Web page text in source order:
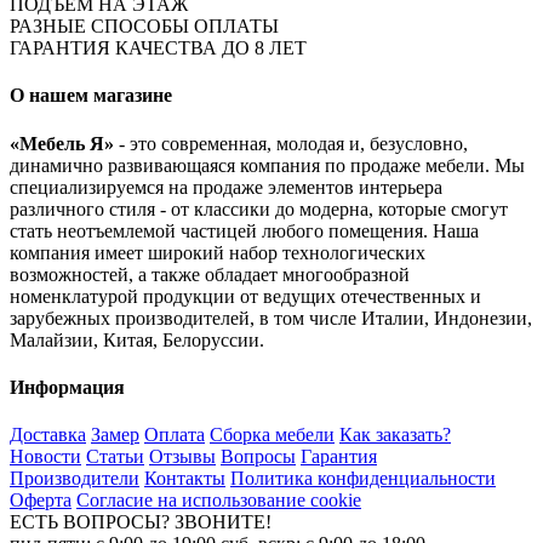
ПОДЪЁМ НА ЭТАЖ
РАЗНЫЕ СПОСОБЫ ОПЛАТЫ
ГАРАНТИЯ КАЧЕСТВА ДО 8 ЛЕТ
О нашем магазине
«Мебель Я» - это современная, молодая и, безусловно,
динамично развивающаяся компания по продаже мебели. Мы
специализируемся на продаже элементов интерьера
различного стиля - от классики до модерна, которые смогут
стать неотъемлемой частицей любого помещения. Наша
компания имеет широкий набор технологических
возможностей, а также обладает многообразной
номенклатурой продукции от ведущих отечественных и
зарубежных производителей, в том числе Италии, Индонезии,
Малайзии, Китая, Белоруссии.
Информация
Доставка Замер Оплата Сборка мебели Как заказать?
Новости Статьи Отзывы Вопросы Гарантия
Производители Контакты Политика конфиденциальности
Оферта Согласие на использование cookie
ЕСТЬ ВОПРОСЫ? ЗВОНИТЕ!